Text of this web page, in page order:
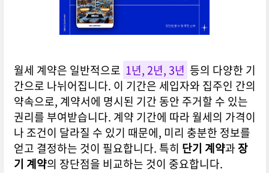
월세 계약은 일반적으로 1년, 2년, 3년 등의 다양한 기
간으로 나뉘어집니다. 이 기간은 세입자와 집주인 간의
약속으로, 계약서에 명시된 기간 동안 주거할 수 있는
권리를 부여받습니다. 계약 기간에 따라 월세의 가격이
나 조건이 달라질 수 있기 때문에, 미리 충분한 정보를
얻고 결정하는 것이 필요합니다. 특히 단기 계약과 장
기 계약의 장단점을 비교하는 것이 중요합니다.